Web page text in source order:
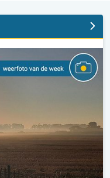
uploader. . .